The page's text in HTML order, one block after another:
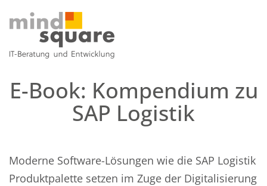
E-Book: Kompendium zu
SAP Logistik
Moderne Software-Lösungen wie die SAP Logistik
Produktpalette setzen im Zuge der Digitalisierung